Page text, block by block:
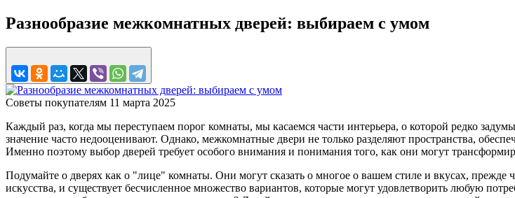
Разнообразие межкомнатных дверей: выбираем с умом
Советы покупателям 11 марта 2025
Каждый раз, когда мы переступаем порог комнаты, мы касаемся части интерьера, о которой редко
значение часто недооценивают. Однако, межкомнатные двери не только разделяют пространства,
Именно поэтому выбор дверей требует особого внимания и понимания того, как они могут
Подумайте о дверях как о "лице" комнаты. Они могут сказать о многое о вашем стиле и вкусах,
искусства, и существует бесчисленное множество вариантов, которые могут удовлетворить любую